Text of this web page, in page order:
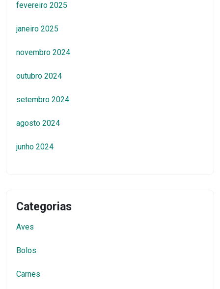
fevereiro 2025
janeiro 2025
novembro 2024
outubro 2024
setembro 2024
agosto 2024
junho 2024
Categorias
Aves
Bolos
Carnes